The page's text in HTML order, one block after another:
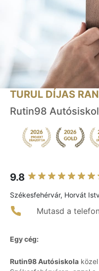
TURUL DÍJAS
Rutin98
9.8
Székesfehérvár, Horvát
Mutasd a
Egy cég:
Rutin98 Autósiskola